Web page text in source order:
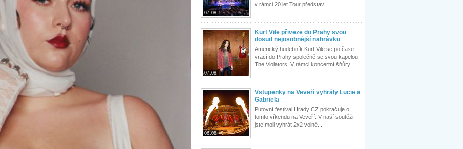
07.08.
v rámci 20 let Tour představí...
07.08.
Kurt Vile přiveze do Prahy svou
dosud nejosobnější nahrávku
Americký hudebník Kurt Vile se po čase
vrací do Prahy společně se svou kapelou
The Violators. V rámci koncertní šňůry...
06.08.
Vstupenky na Veveří vyhrály Lucie a
Gabriela
Putovní festival Hrady CZ pokračuje o
tomto víkendu na Veveří. V naší soutěži
jste moli vyhrát 2x2 volné...